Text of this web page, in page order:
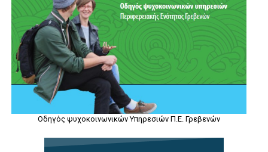
Οδηγός ψυχοκοινωνικών Υπηρεσιών Π.Ε. Γρεβενών